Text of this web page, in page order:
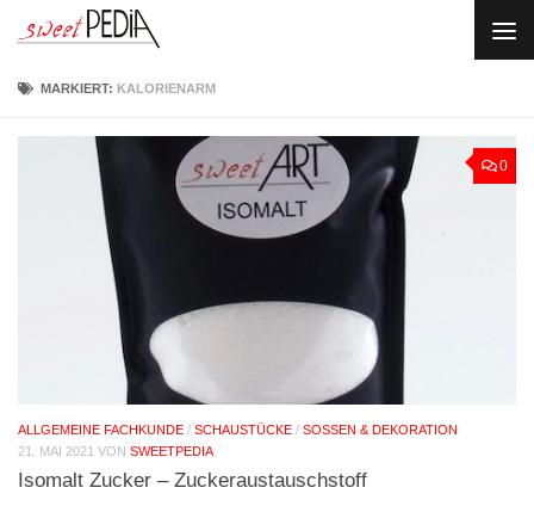
Skip to content
MARKIERT: KALORIENARM
0
ALLGEMEINE FACHKUNDE / SCHAUSTÜCKE / SOSSEN & DEKORATION
21. MAI 2021 VON SWEETPEDIA
Isomalt Zucker – Zuckeraustauschstoff